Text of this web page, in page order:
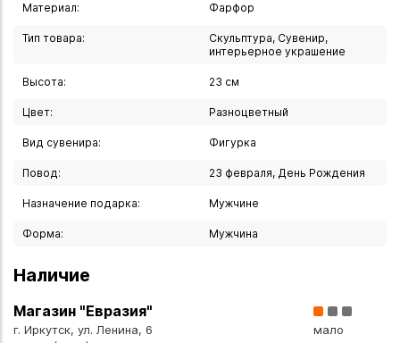
коллекционеров, станут ярким дополнением
интерьерного решения в любом стиле и конечно же,
беспроигрышным вариантом подарка для любимых!
Скульптура "Охотник с лисой"
Вы можете купить Скульптура "Охотник с лисой" 23 см в
также сделать заказ в интернет-магазине с доставкой
курьером по Иркутску или транспортной компанией по
Материал: Фарфор
Тип товара:
Скульптура, Сувенир,
интерьерное украшение
Высота: 23 см
Цвет: Разноцветный
Вид сувенира: Фигурка
Повод: 23 февраля, День Рождения
Назначение подарка: Мужчине
Форма: Мужчина
Наличие
Магазин "Евразия"
г. Иркутск, ул. Ленина, 6
мало